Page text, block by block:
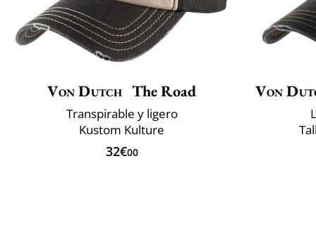
Von Dutch The Road
Transpirable y ligero
Kustom Kulture
32€00
Von